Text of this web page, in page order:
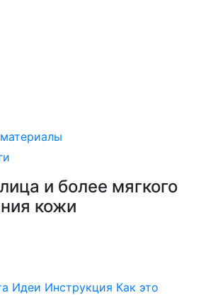
и более мягкого
кожи
Идеи Инструкция Как это